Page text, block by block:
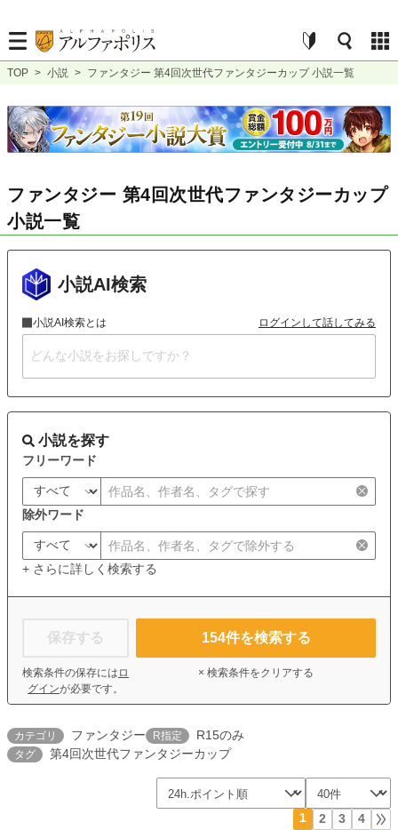
TOP > 小説 > ファンタジー 第4回次世代ファンタジーカップ 小説一覧
ファンタジー 第4回次世代ファンタジーカップ
小説一覧
小説AI検索
小説AI検索とは ログインして話してみる
小説を探す
フリーワード
除外ワード
+ さらに詳しく検索する
保存する
検索条件の保存には ロ
グインが必要です。
154件を検索する
× 検索条件をクリアする
カテゴリ ファンタジー R指定 R15のみ
タグ 第4回次世代ファンタジーカップ
1 2 3 4